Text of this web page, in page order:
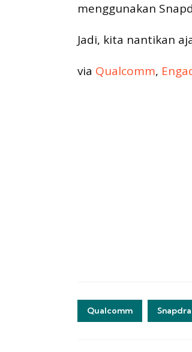
menggunakan
Jadi, kita nantikan
via Qualcomm,
Qualcomm